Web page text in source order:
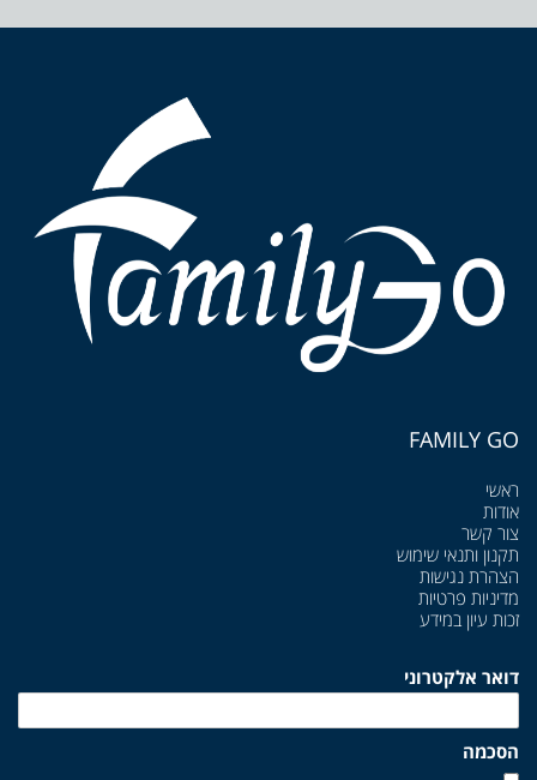
FAMILY GO
ראשי
אודות
צור קשר
תקנון ותנאי שימוש
הצהרת נגישות
מדיניות פרטיות
זכות עיון במידע
דואר אלקטרוני
הסכמה